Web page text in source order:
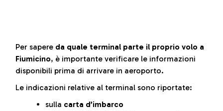
Per sapere da quale terminal parte il proprio volo a
Fiumicino, è importante verificare le informazioni
disponibili prima di arrivare in aeroporto.
Le indicazioni relative al terminal sono riportate:
sulla carta d’imbarco